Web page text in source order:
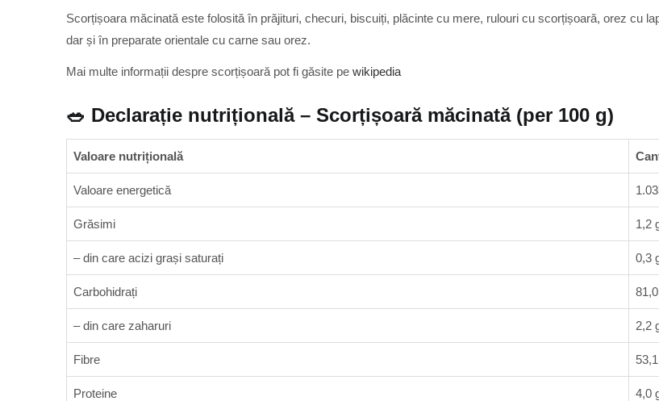
Scorțișoara măcinată este folosită în prăjituri, checuri, biscuiți, plăcinte cu mere, rulouri cu scorțișoară, orez cu
dar și în preparate orientale cu carne sau orez.
Mai multe informații despre scorțișoară pot fi găsite pe wikipedia
🥗 Declarație nutrițională – Scorțișoară măcinată (per 100 g)
Valoare nutrițională
Valoare energetică
Grăsimi 1,2
– din care acizi grași saturați 0,3
Carbohidrați
– din care zaharuri 2,2
Fibre
Proteine 4,0